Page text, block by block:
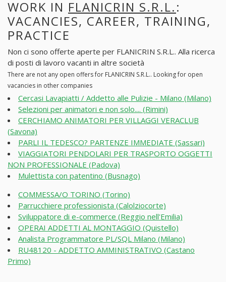
WORK IN FLANICRIN S.R.L.:
VACANCIES, CAREER, TRAINING,
PRACTICE
Non ci sono offerte aperte per FLANICRIN S.R.L.. Alla ricerca
di posti di lavoro vacanti in altre società
There are not any open offers for FLANICRIN S.R.L.. Looking for open
vacancies in other companies
Cercasi Lavapiatti / Addetto alle Pulizie - Milano (Milano)
Selezioni per animatori e non solo.... (Rimini)
CERCHIAMO ANIMATORI PER VILLAGGI VERACLUB
(Savona)
PARLI IL TEDESCO? PARTENZE IMMEDIATE (Sassari)
VIAGGIATORI PENDOLARI PER TRASPORTO OGGETTI
NON PROFESSIONALE (Padova)
Mulettista con patentino (Busnago)
COMMESSA/O TORINO (Torino)
Parrucchiere professionista (Calolziocorte)
Sviluppatore di e-commerce (Reggio nell'Emilia)
OPERAI ADDETTI AL MONTAGGIO (Quistello)
Analista Programmatore PL/SQL Milano (Milano)
RU48120 - ADDETTO AMMINISTRATIVO (Castano
Primo)